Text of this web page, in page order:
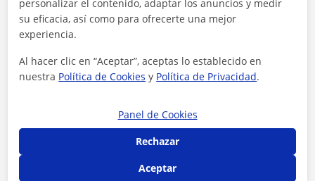
personalizar el contenido, adaptar los anuncios y medir
su eficacia, así como para ofrecerte una mejor
experiencia.
Al hacer clic en “Aceptar”, aceptas lo establecido en
nuestra Política de Cookies y Política de Privacidad.
Panel de Cookies
Rechazar
Aceptar